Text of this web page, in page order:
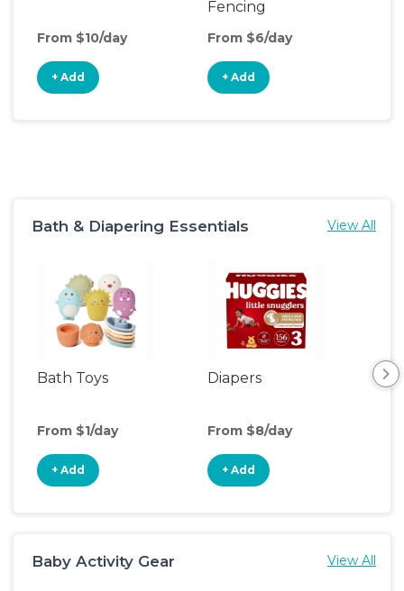
From $10/day
+ Add
Fencing
From $6/day
+ Add
Bath & Diapering Essentials View All
Bath Toys
From $1/day
+ Add
Diapers
From $8/day
+ Add
Baby Activity Gear View All